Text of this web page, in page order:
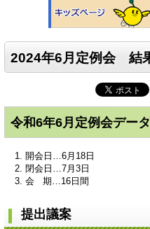
2024年6月定例会 結
令和6年6月定例会デー
開会日…6月18日
閉会日…7月3日
会 期…16日間
提出議案